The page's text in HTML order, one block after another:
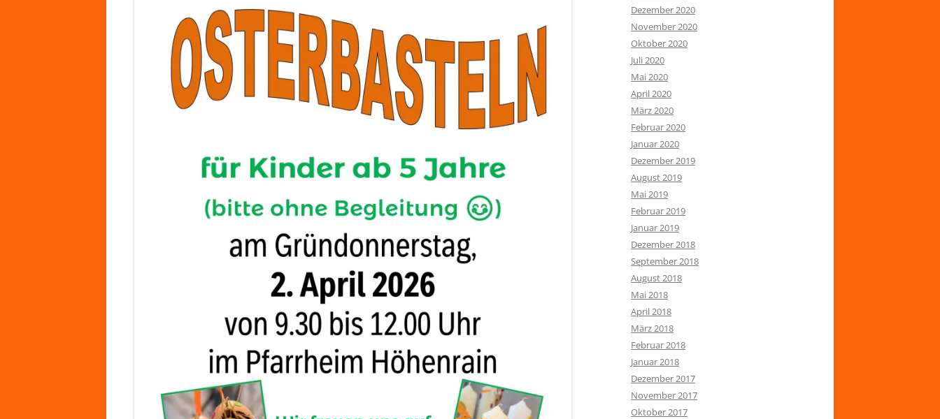
Dezember 2020
November 2020
Oktober 2020
Juli 2020
Mai 2020
April 2020
März 2020
Februar 2020
Januar 2020
Dezember 2019
August 2019
Mai 2019
Februar 2019
Januar 2019
Dezember 2018
September 2018
August 2018
Mai 2018
April 2018
März 2018
Februar 2018
Januar 2018
Dezember 2017
November 2017
Oktober 2017